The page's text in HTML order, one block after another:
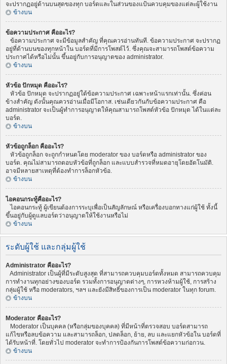
จะปรากฏอยู่ด้านบนสุดของทุก บอร์ดและในส่วนของแป้นควบคุมของแต่ละผู้ใช้งาน
ข้างบน
ข้อความประกาศ คืออะไร?
ข้อความประกาศ จะมีข้อมูลสำคัญ ที่คุณควรอ่านทันที. ข้อความประกาศ จะปรากฏ
อยู่ที่ด้านบนของทุกหน้าใน บอร์ดที่มีการโพสต์ไว้. ซึ่งคุณจะสามารถโพสต์ข้อความ
ประกาศได้หรือไม่นั้น ขึ้นอยู่กับการอนุญาตของ administrator.
ข้างบน
หัวข้อ ปักหมุด คืออะไร?
หัวข้อ ปักหมุด จะปรากฏอยู่ใต้ข้อความประกาศ เฉพาะหน้าแรกเท่านั้น. ซึ่งค่อน
ข้างสำคัญ ดังนั้นคุณควรอ่านเมื่อมีโอกาส. เช่นเดียวกันกับข้อความประกาศ คือ
administrator จะเป็นผู้ทำการอนุญาตให้คุณสามารถโพสต์หัวข้อ ปักหมุด ได้ในแต่ละ
บอร์ด.
ข้างบน
หัวข้อถูกล็อก คืออะไร?
หัวข้อถูกล็อก จะถูกกำหนดโดย moderator ของ บอร์ดหรือ administrator ของ
บอร์ด. คุณไม่สามารถตอบหัวข้อที่ถูกล็อก และแบบสำรวจที่หมดอายุโดยอัตโนมัติ.
อาจมีหลายสาเหตุที่ต้องทำการล็อกหัวข้อ.
ข้างบน
ไอคอนกระทู้คืออะไร?
ไอคอนกระทู้ ผู้เขียนต้องการระบุเพื่อเป็นสัญลักษณ์ หรือเครื่องบอกทางแก่ผู้ใช้ ทั้งนี้
ขึ้นอยู่กับผู้ดูแลบอร์ดว่าอนุญาตให้ใช้งานหรือไม่
ข้างบน
ระดับผู้ใช้ และกลุ่มผู้ใช้
Administrator คืออะไร?
Administrator เป็นผู้ที่มีระดับสูงสุด ที่สามารถควบคุมบอร์ดทั้งหมด สามารถควบคุม
การทำงานทุกอย่างของบอร์ด รวมทั้งการอนุญาตต่างๆ, การหวงห้ามผู้ใช้, การสร้าง
กลุ่มผู้ใช้ หรือ moderators, ฯลฯ และยังมีสิทธิ์ของการเป็น moderator ในทุก forum.
ข้างบน
Moderator คืออะไร?
Moderator เป็นบุคคล (หรือกลุ่มของบุคคล) ที่มีหน้าที่ตรวจสอบ บอร์ดสามารถ
แก้ไขหรือลบข้อความ และสามารถล็อก, ปลดล็อก, ย้าย, ลบ และแยกหัวข้อใน บอร์ดที่
ได้รับหน้าที่. โดยทั่วไป moderator จะทำการป้องกันการโพสต์ข้อความก่อกวน.
ข้างบน